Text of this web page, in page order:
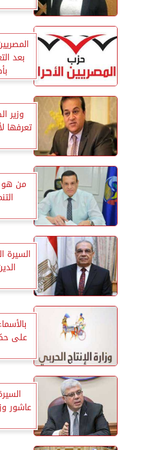
بعد
وزير
تعرفها
من هو
السيرة
على
عاشور